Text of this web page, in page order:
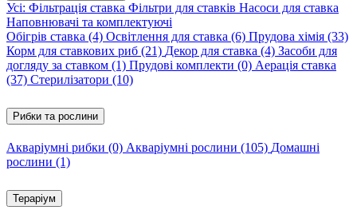
Усі: Фільтрація ставка Фільтри для ставків Насоси для ставка
Наповнювачі та комплектуючі
Обігрів ставка (4) Освітлення для ставка (6) Прудова хімія (33)
Корм для ставкових риб (21) Декор для ставка (4) Засоби для
догляду за ставком (1) Прудові комплекти (0) Аерація ставка
(37) Стерилізатори (10)
Рибки та рослини
Акваріумні рибки (0) Акваріумні рослини (105) Домашні
рослини (1)
Тераріум